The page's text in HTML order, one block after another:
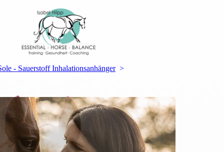
- Sauerstoff Inhalationsanhänger